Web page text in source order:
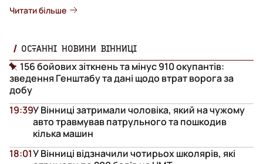
Читати більше
ОСТАННІ НОВИНИ ВІННИЦІ
156 бойових зіткнень та мінус 910 окупантів:
зведення Генштабу та дані щодо втрат ворога за
добу
У Вінниці затримали чоловіка, який на чужому
авто травмував патрульного та пошкодив
кілька машин
19:39
У Вінниці відзначили чотирьох школярів, які
18:01